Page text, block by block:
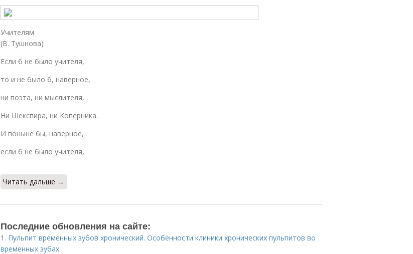
Учителям
(В. Тушнова)
Если б не было учителя,
то и не было б, наверное,
ни поэта, ни мыслителя,
Ни Шекспира, ни Коперника.
И поныне бы, наверное,
если б не было учителя,
Читать дальше →
Последние обновления на сайте:
1. Пульпит временных зубов хронический. Особенности клиники хронических пульпитов во
временных зубах.